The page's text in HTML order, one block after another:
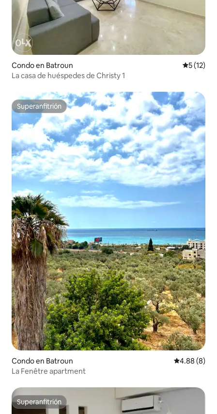
Condo en Batroun
5 (12)
La casa de huéspedes de Christy 1
Superanfitrión
Superanfitrión
Condo en Batroun Calificación
4.88 (8)
La Fenêtre apartment
Superanfitrión
Superanfitrión